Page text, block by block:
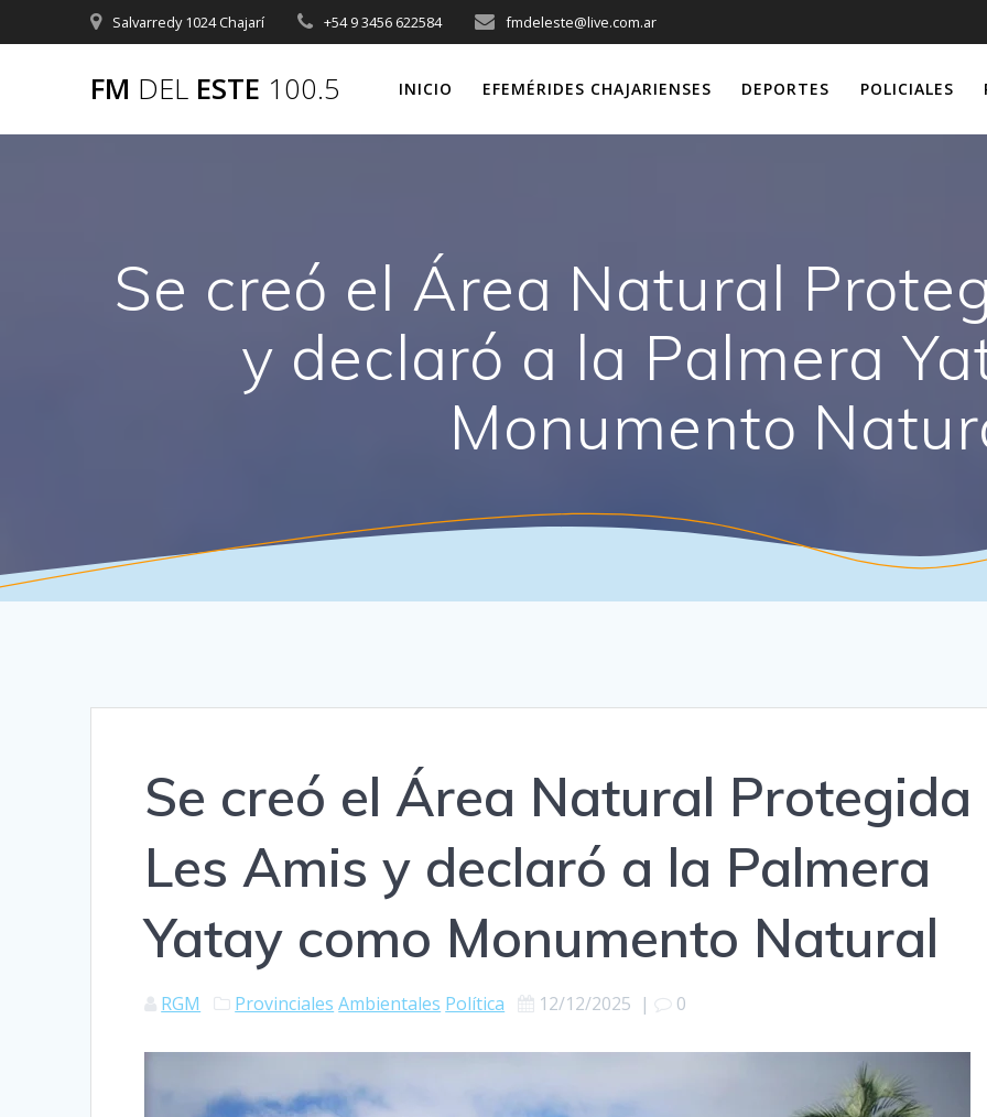
al
Salvarredy 1024 Chajarí +54 9 3456 622584 fmdeleste@live.com.ar
FM DEL ESTE 100.5 INICIO EFEMÉRIDES CHAJARIENSES DEPORTES POLICIALES
Se creó el Área Natural
y declaró a la Palmera
Monumento
Se creó el Área Natural Protegida
Les Amis y declaró a la Palmera
Yatay como Monumento Natural
RGM Provinciales Ambientales Política 12/12/2025 | 0